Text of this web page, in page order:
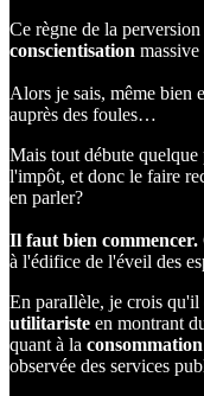
Ce règne de la
conscientisation massive
Alors je sais, même bien
auprès des foules…
Mais tout débute
l'impôt, et donc le faire
en parler?
Il faut bien commencer.
à l'édifice de l'éveil des
En paraIlèle, je crois qu'il
utilitariste en montrant
quant à la consommation
observée des services